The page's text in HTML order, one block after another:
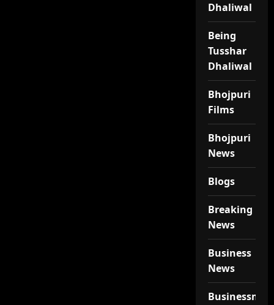
Dhaliwal
Being
Tusshar
Dhaliwal
Bhojpuri
Films
Bhojpuri
News
Blogs
Breaking
News
Business
News
Businessmen